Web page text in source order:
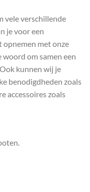
vele verschillende
je voor een
met onze
om samen een
kunnen wij je
benodigdheden zoals
accessoires zoals